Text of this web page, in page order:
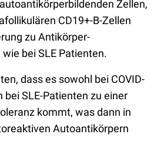
Zellen,
CD19+-B-Zellen
zu Antikörper-
bei SLE Patienten.
dass es sowohl bei COVID-
bei SLE-Patienten zu einer
kommt, was dann in
Autoantikörpern